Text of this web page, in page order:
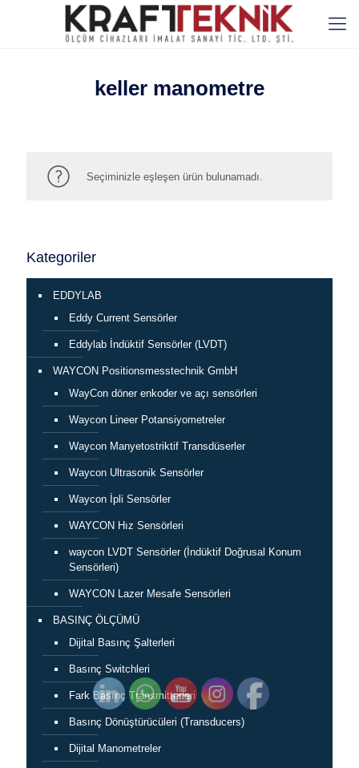
keller manometre
Seçiminizle eşleşen ürün bulunamadı.
Kategoriler
EDDYLAB
Eddy Current Sensörler
Eddylab İndüktif Sensörler (LVDT)
WAYCON Positionsmesstechnik GmbH
WayCon döner enkoder ve açı sensörleri
Waycon Lineer Potansiyometreler
Waycon Manyetostriktif Transdüserler
Waycon Ultrasonik Sensörler
Waycon İpli Sensörler
WAYCON Hız Sensörleri
waycon LVDT Sensörler (İndüktif Doğrusal Konum
Sensörleri)
WAYCON Lazer Mesafe Sensörleri
BASINÇ ÖLÇÜMÜ
Dijital Basınç Şalterleri
Basınç Switchleri
Fark Basınç Transmitterleri
Basınç Dönüştürücüleri (Transducers)
Dijital Manometreler